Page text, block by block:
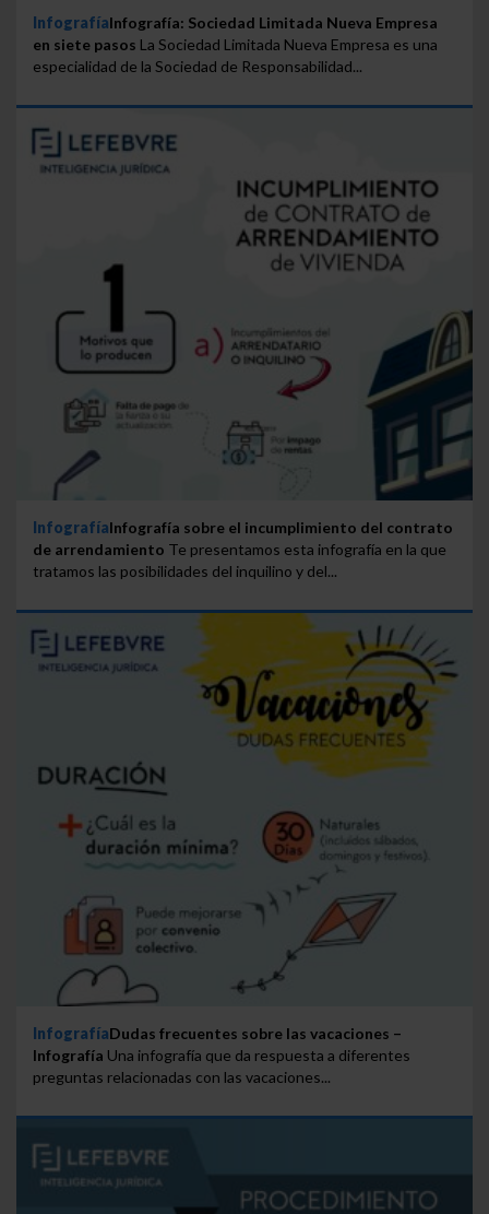
InfografíaInfografía: Sociedad Limitada Nueva Empresa
en siete pasos La Sociedad Limitada Nueva Empresa es una
especialidad de la Sociedad de Responsabilidad...
InfografíaInfografía sobre el incumplimiento del contrato
de arrendamiento Te presentamos esta infografía en la que
tratamos las posibilidades del inquilino y del...
InfografíaDudas frecuentes sobre las vacaciones –
Infografía Una infografía que da respuesta a diferentes
preguntas relacionadas con las vacaciones...